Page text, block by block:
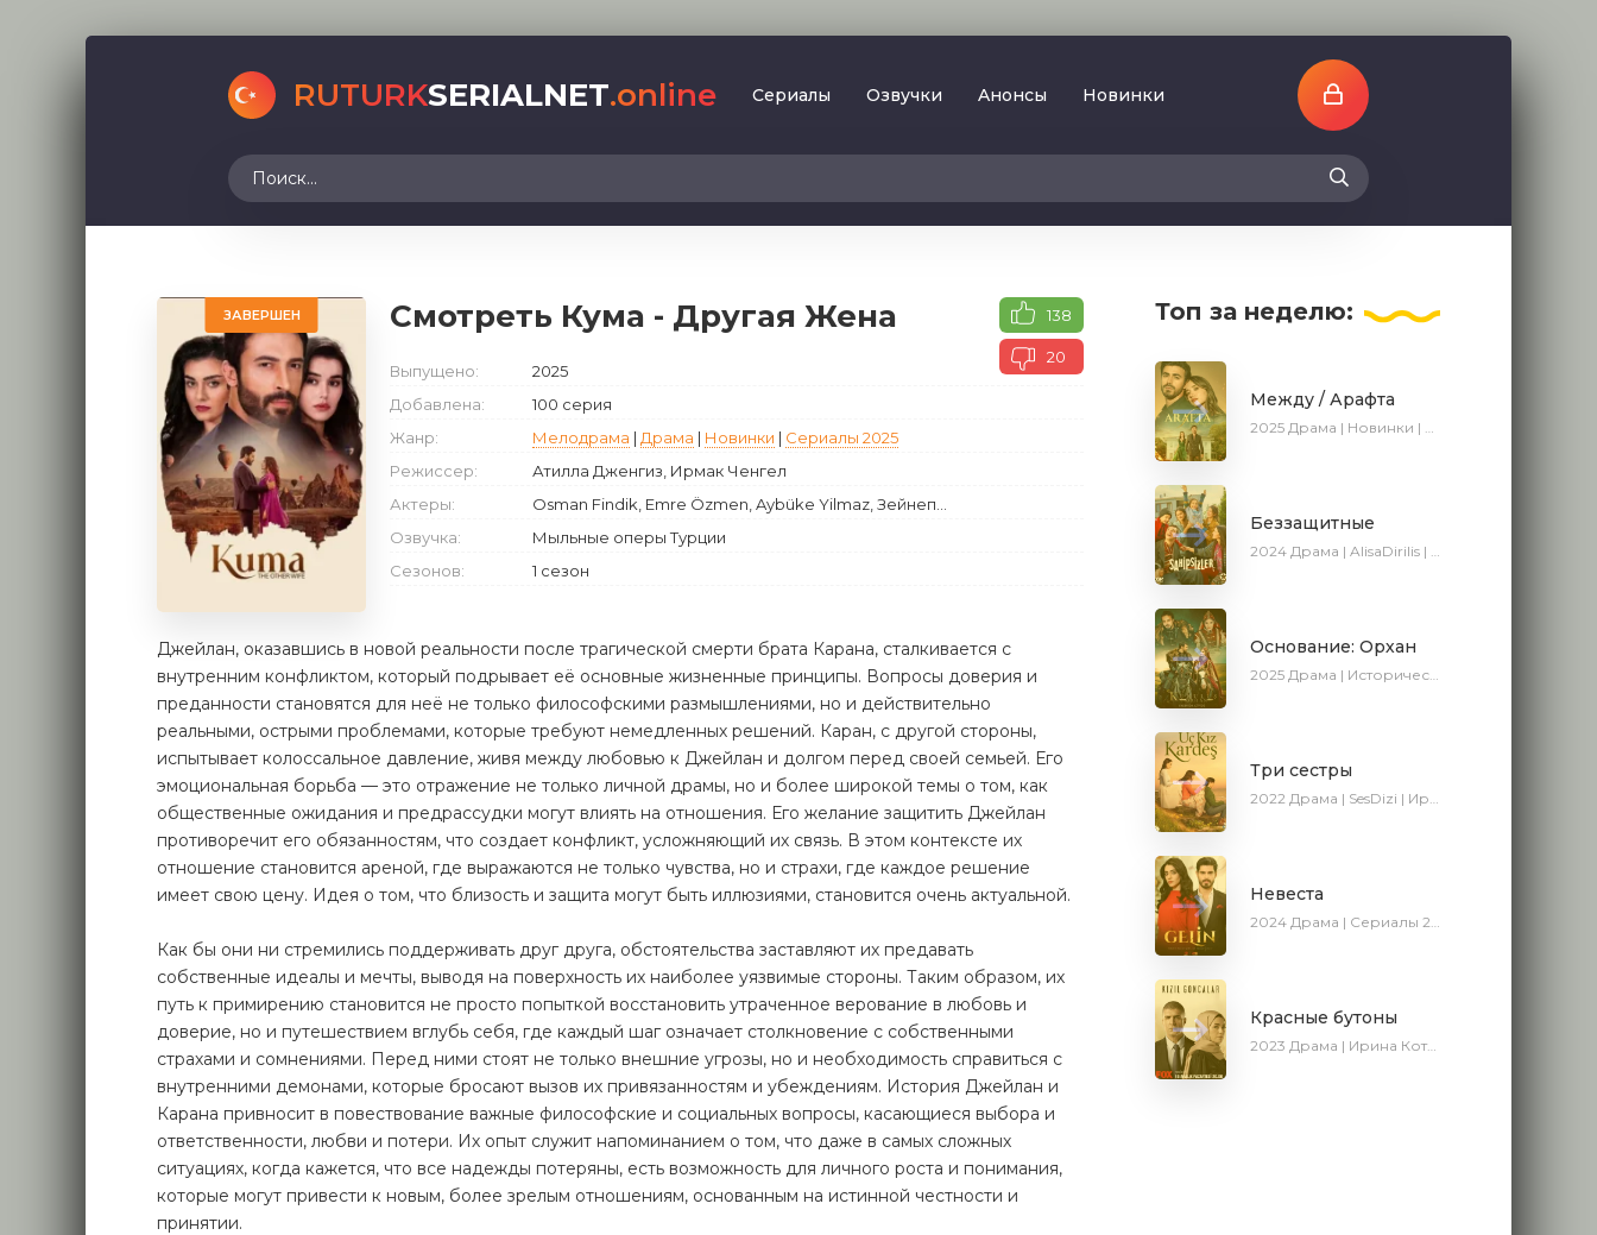
RUTURKSERIALNET.online Сериалы
Детектив
Военный
Oзвучки
Ирина Котова
Aнoнcы Новинки
ЗАВЕРШЕН Смотреть Кума - Другая Жена 138
20
Выпущено:
2025
Добавлена:
100 серия
Жанр:
Мелодрама | Драма | Новинки | Сериалы 2025
Режиссер:
Атилла Дженгиз, Ирмак Ченгел
Актеры:
Osman Findik, Emre Özmen, Aybüke Yilmaz, Зейнеп...
Озвучка:
Мыльные оперы Турции
Сезонов:
1 сезон
Джейлан, оказавшись в новой реальности после трагической смерти брата Каранa, сталкивается с
внутренним конфликтом, который подрывает её основные жизненные принципы. Вопросы доверия и
преданности становятся для неё не только философскими размышлениями, но и действительно
реальными, острыми проблемами, которые требуют немедленных решений. Каран, с другой стороны,
испытывает колоссальное давление, живя между любовью к Джейлан и долгом перед своей семьей. Его
эмоциональная борьба — это отражение не только личной драмы, но и более широкой темы о том, как
общественные ожидания и предрассудки могут влиять на отношения. Его желание защитить Джейлан
противоречит его обязанностям, что создает конфликт, усложняющий их связь. В этом контексте их
отношение становится ареной, где выражаются не только чувства, но и страхи, где каждое решение
имеет свою цену. Идея о том, что близость и защита могут быть иллюзиями, становится очень актуальной.
Как бы они ни стремились поддерживать друг друга, обстоятельства заставляют их предавать
собственные идеалы и мечты, выводя на поверхность их наиболее уязвимые стороны. Таким образом, их
путь к примирению становится не просто попыткой восстановить утраченное верование в любовь и
доверие, но и путешествием вглубь себя, где каждый шаг означает столкновение с собственными
страхами и сомнениями. Перед ними стоят не только внешние угрозы, но и необходимость справиться с
внутренними демонами, которые бросают вызов их привязанностям и убеждениям. История Джейлан и
Каранa привносит в повествование важные философские и социальных вопросы, касающиеся выбора и
ответственности, любви и потери. Их опыт служит напоминанием о том, что даже в самых сложных
ситуациях, когда кажется, что все надежды потеряны, есть возможность для личного роста и понимания,
которые могут привести к новым, более зрелым отношениям, основанным на истинной честности и
принятии.
Топ за неделю:
Между / Арафта
2025 Драма | Новинки | Сериалы 2025
Беззащитные
2024 Драма | AlisaDirilis | Сериалы 2024
Основание: Орхан
2025 Драма | Исторический | Боевик | Turok1990 | Новинки | Сериалы 2025
Три сестры
2022 Драма | SesDizi | Ирина Котова | AveTurk
Невеста
2024 Драма | Сериалы 2024
Красные бутоны
2023 Драма | Ирина Котова | Сериалы 2023